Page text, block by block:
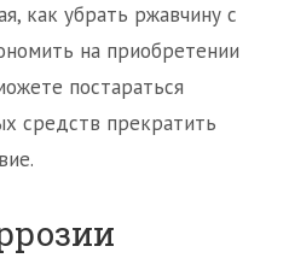
как убрать ржавчину с
на приобретении
постараться
средств прекратить